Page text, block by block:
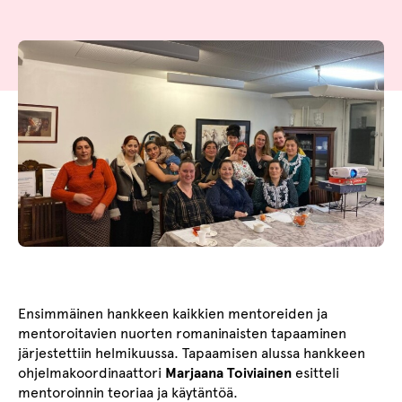
Ensimmäinen hankkeen kaikkien mentoreiden ja
mentoroitavien nuorten romaninaisten tapaaminen
järjestettiin helmikuussa. Tapaamisen alussa hankkeen
ohjelmakoordinaattori Marjaana Toiviainen esitteli
mentoroinnin teoriaa ja käytäntöä.